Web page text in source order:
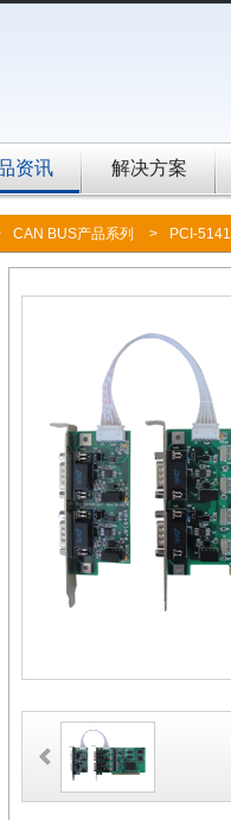
资讯 解决方案
CAN BUS产品系列 > PCI-